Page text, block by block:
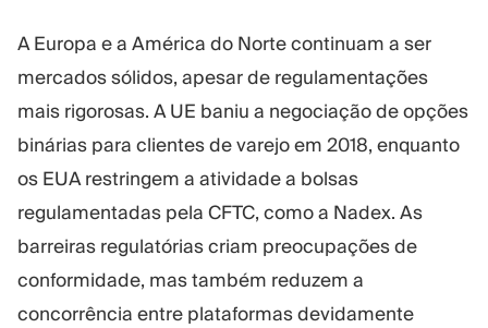
A Europa e a América do Norte continuam a ser
mercados sólidos, apesar de regulamentações
mais rigorosas. A UE baniu a negociação de opções
binárias para clientes de varejo em 2018, enquanto
os EUA restringem a atividade a bolsas
regulamentadas pela CFTC, como a Nadex. As
barreiras regulatórias criam preocupações de
conformidade, mas também reduzem a
concorrência entre plataformas devidamente